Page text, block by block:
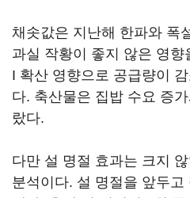
채솟값은 지난해 한파와 폭
과실 작황이 좋지 않은 영
I 확산 영향으로 공급량이
다. 축산물은 집밥 수요 증
랐다.
다만 설 명절 효과는 크지
분석이다. 설 명절을 앞두